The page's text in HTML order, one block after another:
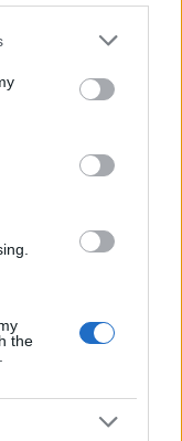
or more Google
You may click to
party tags to
in below Google
the
ancora fino a
delle mete più